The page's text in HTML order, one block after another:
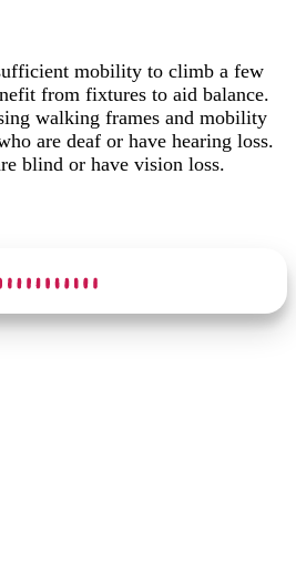
mobility to climb a few
from fixtures to aid balance.
walking frames and mobility
are deaf or have hearing loss.
blind or have vision loss.